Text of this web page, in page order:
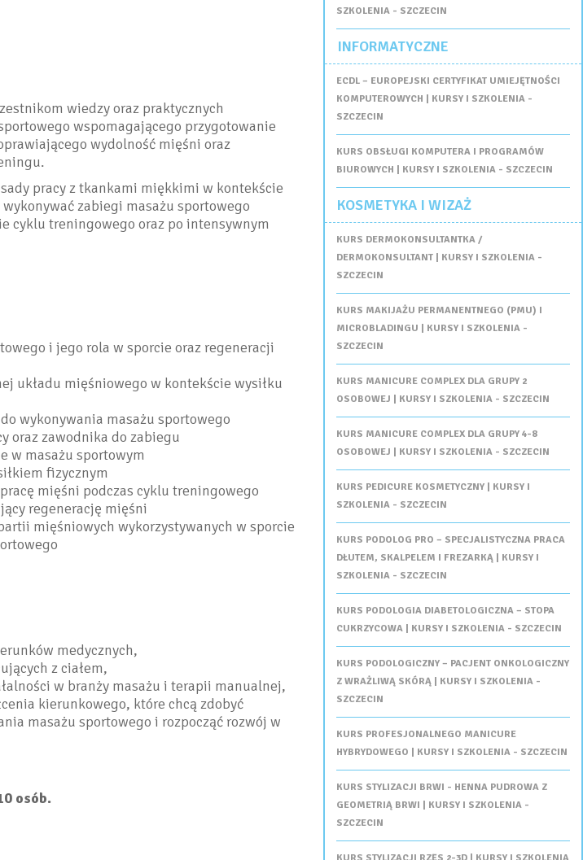
wiedzy oraz praktycznych
wspomagającego przygotowanie
wydolność mięśni oraz
pracy z tkankami miękkimi w kontekście
zabiegi masażu sportowego
cyklu treningowego oraz po intensywnym
i jego rola w sporcie oraz regeneracji
układu mięśniowego w kontekście wysiłku
wykonywania masażu sportowego
oraz zawodnika do zabiegu
w masażu sportowym
fizycznym
mięśni podczas cyklu treningowego
regenerację mięśni
mięśniowych wykorzystywanych w sporcie
medycznych,
z ciałem,
w branży masażu i terapii manualnej,
kierunkowego, które chcą zdobyć
masażu sportowego i rozpocząć rozwój w
osób.
SZKOLENIA - SZCZECIN
INFORMATYCZNE
ECDL – EUROPEJSKI CERTYFIKAT UMIEJĘTNOŚCI
KOMPUTEROWYCH | KURSY I SZKOLENIA -
SZCZECIN
KURS OBSŁUGI KOMPUTERA I PROGRAMÓW
BIUROWYCH | KURSY I SZKOLENIA - SZCZECIN
KOSMETYKA I WIZAŻ
KURS DERMOKONSULTANTKA /
DERMOKONSULTANT | KURSY I SZKOLENIA -
SZCZECIN
KURS MAKIJAŻU PERMANENTNEGO (PMU) I
MICROBLADINGU | KURSY I SZKOLENIA -
SZCZECIN
KURS MANICURE COMPLEX DLA GRUPY 2
OSOBOWEJ | KURSY I SZKOLENIA - SZCZECIN
KURS MANICURE COMPLEX DLA GRUPY 4-8
OSOBOWEJ | KURSY I SZKOLENIA - SZCZECIN
KURS PEDICURE KOSMETYCZNY | KURSY I
SZKOLENIA - SZCZECIN
KURS PODOLOG PRO – SPECJALISTYCZNA PRACA
DŁUTEM, SKALPELEM I FREZARKĄ | KURSY I
SZKOLENIA - SZCZECIN
KURS PODOLOGIA DIABETOLOGICZNA – STOPA
CUKRZYCOWA | KURSY I SZKOLENIA - SZCZECIN
KURS PODOLOGICZNY – PACJENT ONKOLOGICZNY
Z WRAŻLIWĄ SKÓRĄ | KURSY I SZKOLENIA -
SZCZECIN
KURS PROFESJONALNEGO MANICURE
HYBRYDOWEGO | KURSY I SZKOLENIA - SZCZECIN
KURS STYLIZACJI BRWI - HENNA PUDROWA Z
GEOMETRIĄ BRWI | KURSY I SZKOLENIA -
SZCZECIN